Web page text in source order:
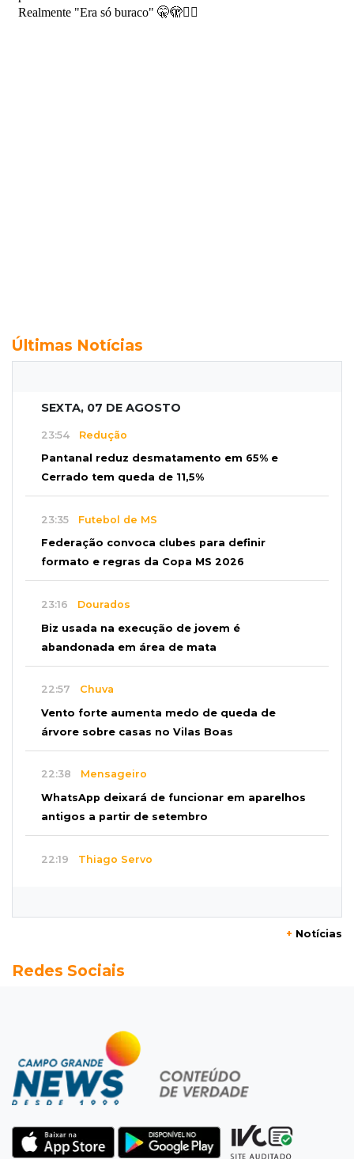
Últimas Notícias
SEXTA, 07 DE AGOSTO
23:54 Redução
Pantanal reduz desmatamento em 65% e
Cerrado tem queda de 11,5%
23:35 Futebol de MS
Federação convoca clubes para definir
formato e regras da Copa MS 2026
23:16 Dourados
Biz usada na execução de jovem é
abandonada em área de mata
22:57 Chuva
Vento forte aumenta medo de queda de
árvore sobre casas no Vilas Boas
22:38 Mensageiro
WhatsApp deixará de funcionar em aparelhos
antigos a partir de setembro
22:19 Thiago Servo
Semana vai começar com 909 novas
Flagrante
Motorista atinge carro parado, perde
retrovisor e foge no Jardim Antártica
“Sinto que ela está por perto”, diz mãe de
bebê desaparecida
+ Notícias
Redes Sociais